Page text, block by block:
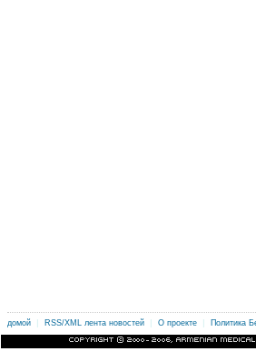
домой | RSS/XML лента новостей | О проекте | Политика